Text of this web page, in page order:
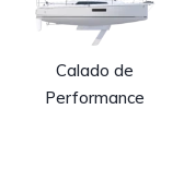
Calado de
Performance